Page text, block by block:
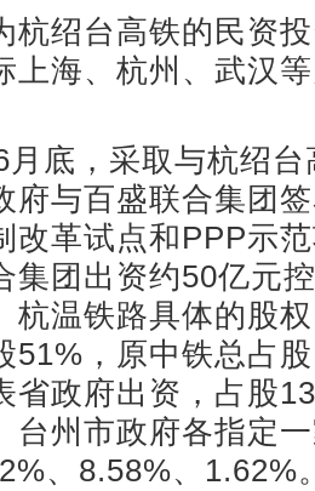
绍台高铁的民资投
上海、杭州、武汉
，采取与杭绍台
府与百盛联合集团
改革试点和PPP示
集团出资约50亿元
杭温铁路具体的股
51%，原中铁总占
省政府出资，占股
台州市政府各指定
、8.58%、1.62%